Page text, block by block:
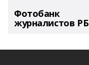
Фотобанк
журналистов РБ